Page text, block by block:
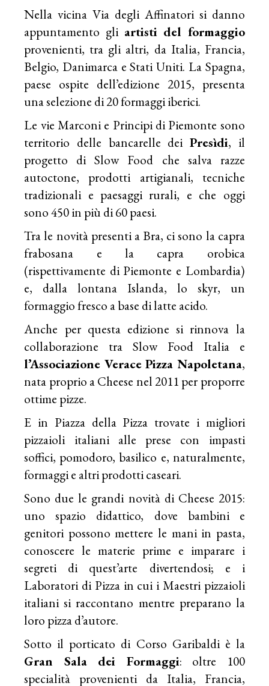
Nella vicina Via degli Affinatori si danno
appuntamento gli artisti del formaggio
provenienti, tra gli altri, da Italia, Francia,
Belgio, Danimarca e Stati Uniti. La Spagna,
paese ospite dell’edizione 2015, presenta
una selezione di 20 formaggi iberici.
Le vie Marconi e Principi di Piemonte sono
territorio delle bancarelle dei Presìdi, il
progetto di Slow Food che salva razze
autoctone, prodotti artigianali, tecniche
tradizionali e paesaggi rurali, e che oggi
sono 450 in più di 60 paesi.
Tra le novità presenti a Bra, ci sono la capra
frabosana e la capra orobica
(rispettivamente di Piemonte e Lombardia)
e, dalla lontana Islanda, lo skyr, un
formaggio fresco a base di latte acido.
Anche per questa edizione si rinnova la
collaborazione tra Slow Food Italia e
l’Associazione Verace Pizza Napoletana,
nata proprio a Cheese nel 2011 per proporre
ottime pizze.
E in Piazza della Pizza trovate i migliori
pizzaioli italiani alle prese con impasti
soffici, pomodoro, basilico e, naturalmente,
formaggi e altri prodotti caseari.
Sono due le grandi novità di Cheese 2015:
uno spazio didattico, dove bambini e
genitori possono mettere le mani in pasta,
conoscere le materie prime e imparare i
segreti di quest’arte divertendosi; e i
Laboratori di Pizza in cui i Maestri pizzaioli
italiani si raccontano mentre preparano la
loro pizza d’autore.
Sotto il porticato di Corso Garibaldi è la
Gran Sala dei Formaggi: oltre 100
specialità provenienti da Italia, Francia,